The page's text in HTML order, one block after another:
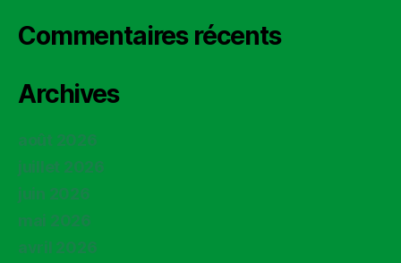
Commentaires récents
Archives
août 2026
juillet 2026
juin 2026
mai 2026
avril 2026